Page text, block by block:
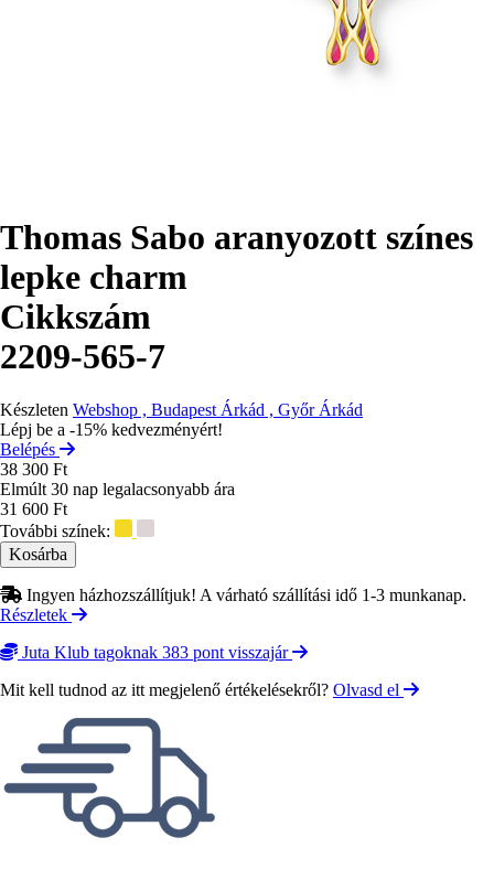
Thomas Sabo aranyozott színes
lepke charm
Cikkszám
2209-565-7
Készleten Webshop , Budapest Árkád , Győr Árkád
Lépj be a -15% kedvezményért!
Belépés
38 300 Ft
Elmúlt 30 nap legalacsonyabb ára
31 600 Ft
További színek:
Ingyen házhozszállítjuk! A várható szállítási idő 1-3 munkanap.
Részletek
Juta Klub tagoknak 383 pont visszajár
Mit kell tudnod az itt megjelenő értékelésekről? Olvasd el